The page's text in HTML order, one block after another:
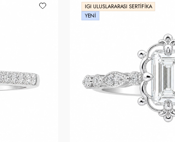
IGI ULUSLARARASI SERTIFIKA
YENI